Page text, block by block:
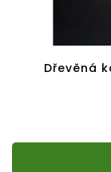
Dřevěná